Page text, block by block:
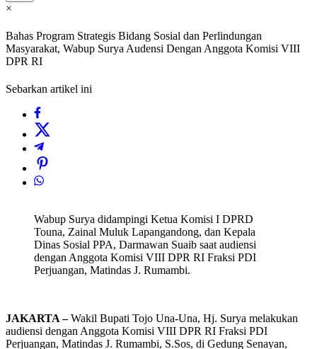
×
Bahas Program Strategis Bidang Sosial dan Perlindungan
Masyarakat, Wabup Surya Audensi Dengan Anggota Komisi VIII
DPR RI
Sebarkan artikel ini
Wabup Surya didampingi Ketua Komisi I DPRD
Touna, Zainal Muluk Lapangandong, dan Kepala
Dinas Sosial PPA, Darmawan Suaib saat audiensi
dengan Anggota Komisi VIII DPR RI Fraksi PDI
Perjuangan, Matindas J. Rumambi.
JAKARTA –Wakil Bupati Tojo Una-Una, Hj. Surya melakukan
audiensi dengan Anggota Komisi VIII DPR RI Fraksi PDI
Perjuangan, Matindas J. Rumambi, S.Sos, di Gedung Senayan,